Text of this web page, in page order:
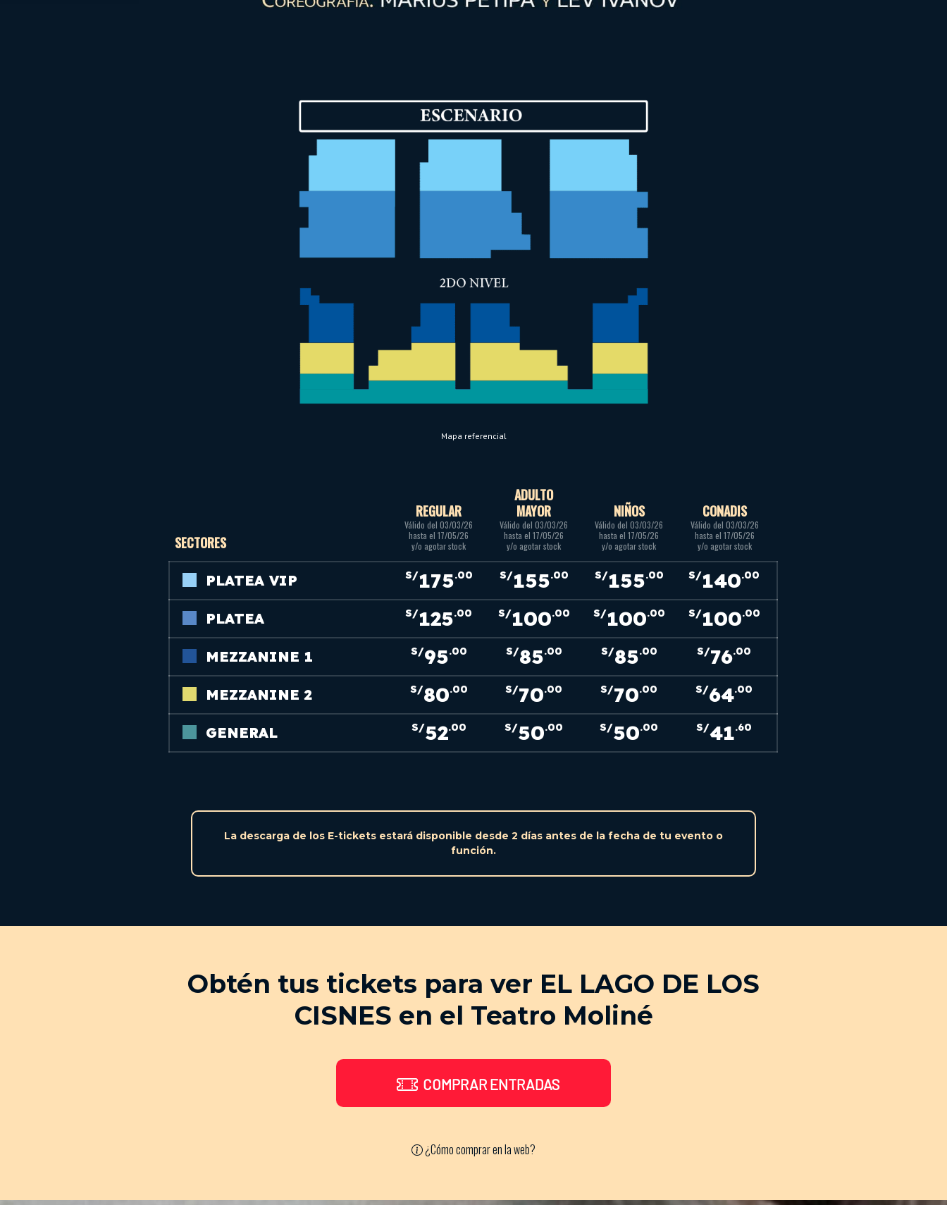
Mapa referencial
SECTORES
REGULAR
Válido del 03/03/26
hasta el 17/05/26
y/o agotar stock
ADULTO
MAYOR
Válido del 03/03/26
hasta el 17/05/26
y/o agotar stock
NIÑOS
Válido del 03/03/26
hasta el 17/05/26
y/o agotar stock
CONADIS
Válido del 03/03/26
hasta el 17/05/26
y/o agotar stock
PLATEA VIP S/175.00 S/155.00 S/155.00 S/140.00
PLATEA S/125.00 S/100.00 S/100.00 S/100.00
MEZZANINE 1 S/95.00 S/85.00 S/85.00 S/76.00
MEZZANINE 2 S/80.00 S/70.00 S/70.00 S/64.00
GENERAL S/52.00 S/50.00 S/50.00 S/41.60
La descarga de los E-tickets estará disponible desde 2 días antes de la fecha de tu evento o
función.
Obtén tus tickets para ver EL LAGO DE LOS
CISNES en el Teatro Moliné
COMPRAR ENTRADAS
¿Cómo comprar en la web?